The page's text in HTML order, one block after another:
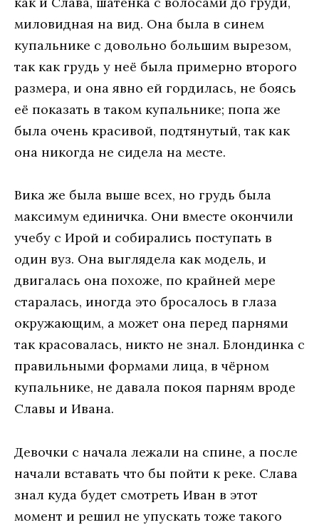
миловидная на вид. Она была в синем
купальнике с довольно большим вырезом,
так как грудь у неё была примерно второго
размера, и она явно ей гордилась, не боясь
её показать в таком купальнике; попа же
была очень красивой, подтянутый, так как
она никогда не сидела на месте.
Вика же была выше всех, но грудь была
максимум единичка. Они вместе окончили
учебу с Ирой и собирались поступать в
один вуз. Она выглядела как модель, и
двигалась она похоже, по крайней мере
старалась, иногда это бросалось в глаза
окружающим, а может она перед парнями
так красовалась, никто не знал. Блондинка с
правильными формами лица, в чёрном
купальнике, не давала покоя парням вроде
Славы и Ивана.
Девочки с начала лежали на спине, а после
начали вставать что бы пойти к реке. Слава
знал куда будет смотреть Иван в этот
момент и решил не упускать тоже такого